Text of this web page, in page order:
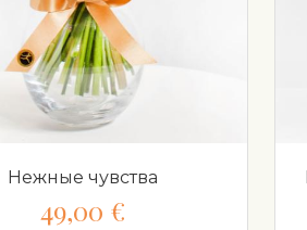
Нежные чувства
49,00 €